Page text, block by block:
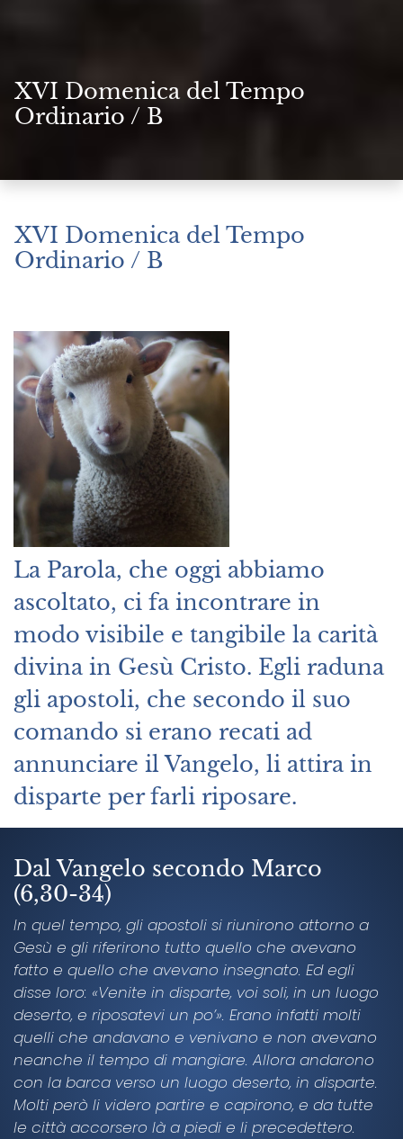
XVI Domenica del Tempo
Ordinario / B
XVI Domenica del Tempo
Ordinario / B
La Parola, che oggi abbiamo
ascoltato, ci fa incontrare in
modo visibile e tangibile la carità
divina in Gesù Cristo. Egli raduna
gli apostoli, che secondo il suo
comando si erano recati ad
annunciare il Vangelo, li attira in
disparte per farli riposare.
Dal Vangelo secondo Marco
(6,30-34)
In quel tempo, gli apostoli si riunirono attorno a
Gesù e gli riferirono tutto quello che avevano
fatto e quello che avevano insegnato. Ed egli
disse loro: «Venite in disparte, voi soli, in un luogo
deserto, e riposatevi un po’». Erano infatti molti
quelli che andavano e venivano e non avevano
neanche il tempo di mangiare. Allora andarono
con la barca verso un luogo deserto, in disparte.
Molti però li videro partire e capirono, e da tutte
le città accorsero là a piedi e li precedettero.